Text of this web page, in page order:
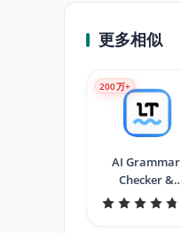
更多相似
AI Grammar
Checker &
Paraphraser –
200万+